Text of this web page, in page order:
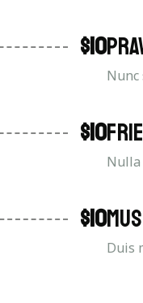
$10
$10
$10
Nulla
Duis